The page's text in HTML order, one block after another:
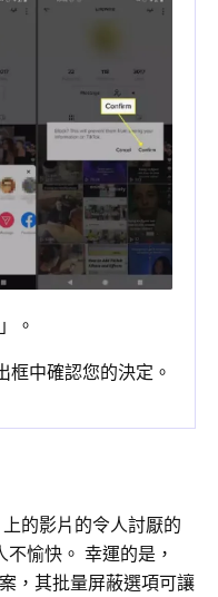
。
框中確認您的決定。
的影片的令人討厭的
愉快。 幸運的是，
，其批量屏蔽選項可讓